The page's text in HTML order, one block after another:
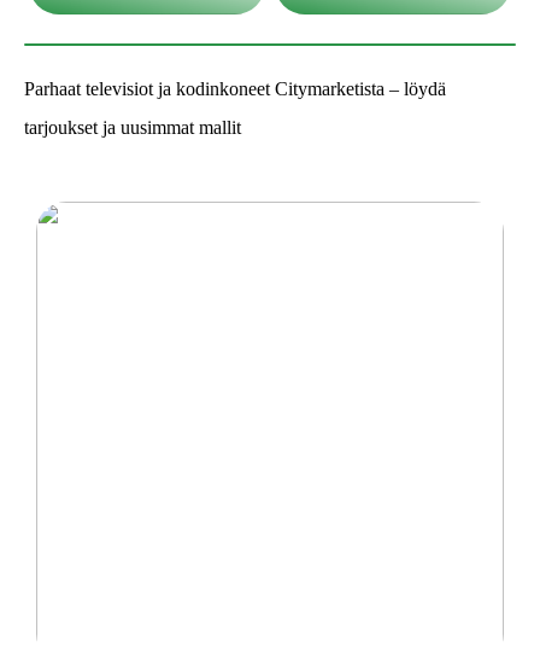
Parhaat televisiot ja kodinkoneet Citymarketista – löydä
tarjoukset ja uusimmat mallit